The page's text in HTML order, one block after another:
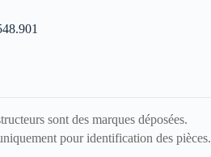
sont des marques déposées.
pour identification des pièces.